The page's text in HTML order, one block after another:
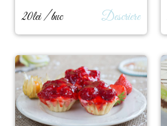
20lei / buc Descriere